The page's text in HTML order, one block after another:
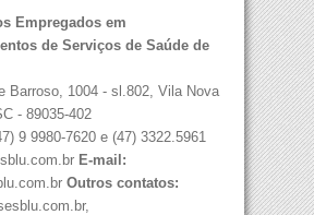
Empregados em
de Serviços de Saúde de
Barroso, 1004 - sl.802, Vila Nova
- 89035-402
9 9980-7620 e (47) 3322.5961
E-mail:
Outros contatos: